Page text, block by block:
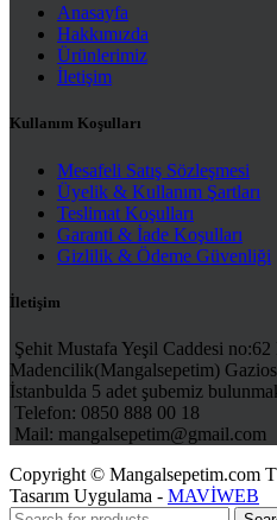
Anasayfa
Hakkımızda
Ürünlerimiz
İletişim
Kullanım Koşulları
Mesafeli Satış Sözleşmesi
Üyelik & Kullanım Şartları
Teslimat Koşulları
Garanti & İade Koşulları
Gizlilik & Ödeme Güvenliği
İletişim
Şehit Mustafa Yeşil Caddesi no:62
Madencilik(Mangalsepetim)
İstanbulda 5 adet şubemiz
Telefon: 0850 888 00 18
Mail: mangalsepetim@gmail.com
Copyright © Mangalsepetim.com
Tasarım Uygulama - MAVİWEB